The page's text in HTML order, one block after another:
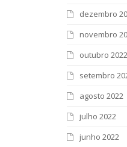
dezembro
novembro
outubro 2022
setembro
agosto 2022
julho 2022
junho 2022